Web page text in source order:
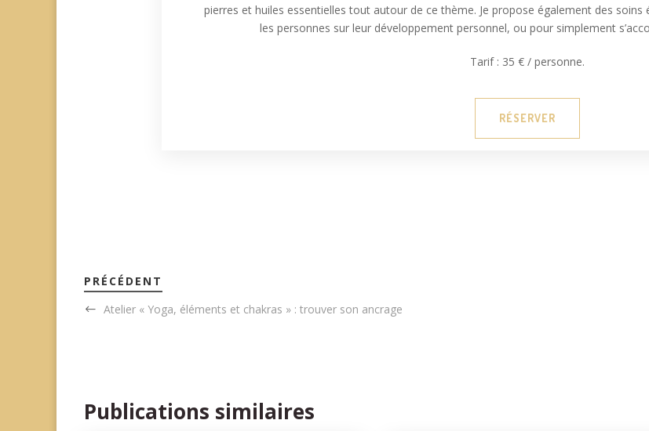
pierres et huiles essentielles tout autour de ce thème. Je propose également des
les personnes sur leur développement personnel, ou pour simplement
Tarif : 35 € / personne.
RÉSERVER
PRÉCÉDENT
Atelier « Yoga, éléments et chakras » : trouver son ancrage
Publications similaires